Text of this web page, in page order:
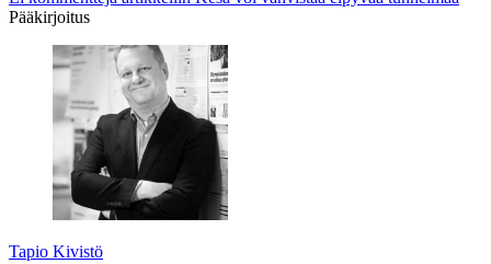
Pääkirjoitus
Tapio Kivistö